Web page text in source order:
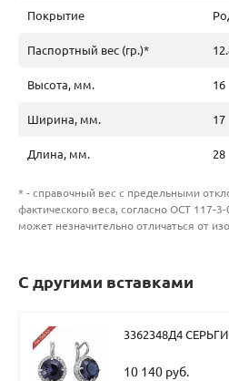
Покрытие
Паспортный вес (гр.)*
Высота, мм. 16
Ширина, мм. 17
Длина, мм. 28
* - справочный вес с предельными
фактического веса, согласно ОСТ 117-
может незначительно отличаться от
С другими вставками
3362348Д4 СЕРЬГИ
10 140 руб.